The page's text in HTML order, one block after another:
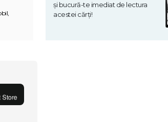
și bucură-te imediat de lectura
acestei cărți!